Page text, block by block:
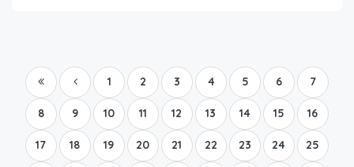
1 2 3 4 5 6 7
8 9 10 11 12 13 14 15 16
17 18 19 20 21 22 23 24 25